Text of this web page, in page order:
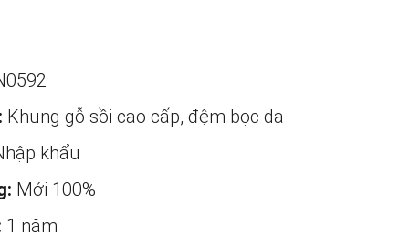
Khung gỗ sồi cao cấp, đệm bọc da
khẩu
Mới 100%
1 năm